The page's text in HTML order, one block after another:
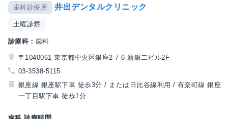
歯科診療所 井出デンタルクリニック
土曜診察
診療科： 歯科
〒1040061 東京都中央区銀座2-7-6 新銀二ビル2F
03-3538-5115
銀座線 銀座駅下車 徒歩3分 / または日比谷線利用 / 有楽町線 銀座
一丁目駅下車 徒歩1分...